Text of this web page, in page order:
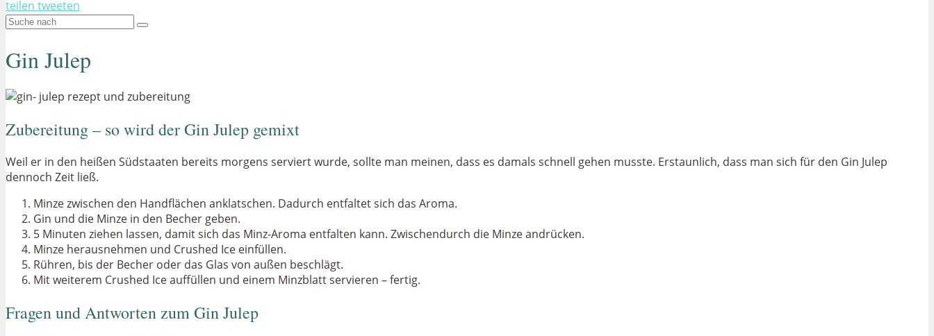
teilen tweeten
Gin Julep
Zubereitung – so wird der Gin Julep gemixt
Weil er in den heißen Südstaaten bereits morgens serviert wurde, sollte man meinen, dass es damals schnell gehen musste. Erstaunlich, dass man sich für den Gin Julep
dennoch Zeit ließ.
Minze zwischen den Handflächen anklatschen. Dadurch entfaltet sich das Aroma.
Gin und die Minze in den Becher geben.
5 Minuten ziehen lassen, damit sich das Minz-Aroma entfalten kann. Zwischendurch die Minze andrücken.
Minze herausnehmen und Crushed Ice einfüllen.
Rühren, bis der Becher oder das Glas von außen beschlägt.
Mit weiterem Crushed Ice auffüllen und einem Minzblatt servieren – fertig.
Fragen und Antworten zum Gin Julep